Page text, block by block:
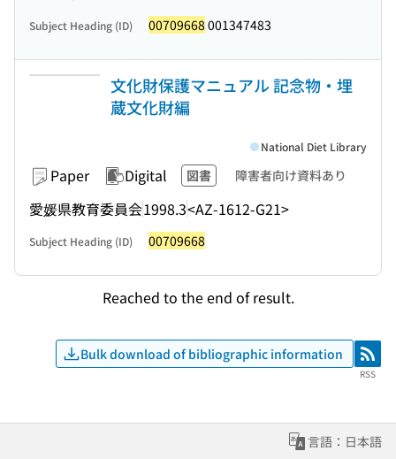
Subject Heading (ID) 00709668 001347483
文化財保護マニュアル 記念物・埋
蔵文化財編
Paper Digital 図書 障害者向け資料あり
愛媛県教育委員会1998.3<AZ-1612-G21>
National Diet Library
Subject Heading (ID) 00709668
Reached to the end of result.
Bulk download of bibliographic information RSS
RSS
言語：日本語